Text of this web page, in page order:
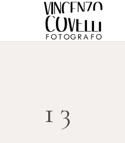
13